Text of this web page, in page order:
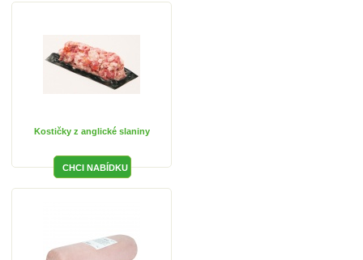
Kostičky z anglické slaniny